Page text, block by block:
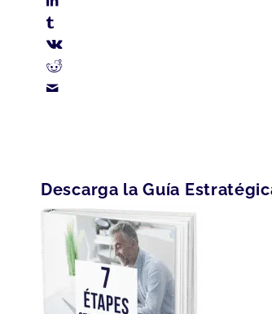
Descarga la Guía